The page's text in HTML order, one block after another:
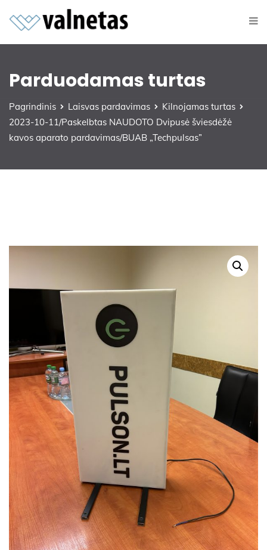
Parduodamas turtas
Pagrindinis Laisvas pardavimas
Kilnojamas turtas
2023-10-11/Paskelbtas NAUDOTO Dvipusė šviesdėžė
kavos aparato pardavimas/BUAB „Techpulsas”